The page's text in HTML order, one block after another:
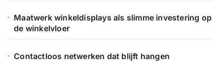
Maatwerk winkeldisplays als slimme investering op
de winkelvloer
Contactloos netwerken dat blijft hangen